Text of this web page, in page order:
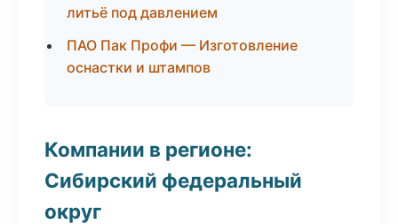
литьё под давлением
ПАО Пак Профи — Изготовление
оснастки и штампов
Компании в регионе:
Сибирский федеральный
округ